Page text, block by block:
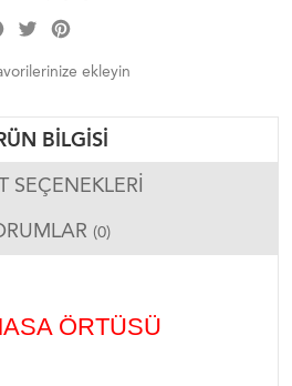
Facebook
Twitter
ekleyin
BILGISI
SEÇENEKLERI
(0)
ÖRTÜSÜ